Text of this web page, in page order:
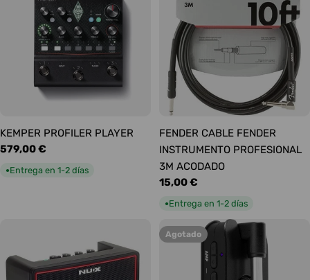
KEMPER PROFILER PLAYER
Precio
habitual
579,00 €
●Entrega en 1-2 días
FENDER CABLE FENDER
INSTRUMENTO PROFESIONAL
3M ACODADO
Precio
habitual
15,00 €
●Entrega en 1-2 días
Agotado